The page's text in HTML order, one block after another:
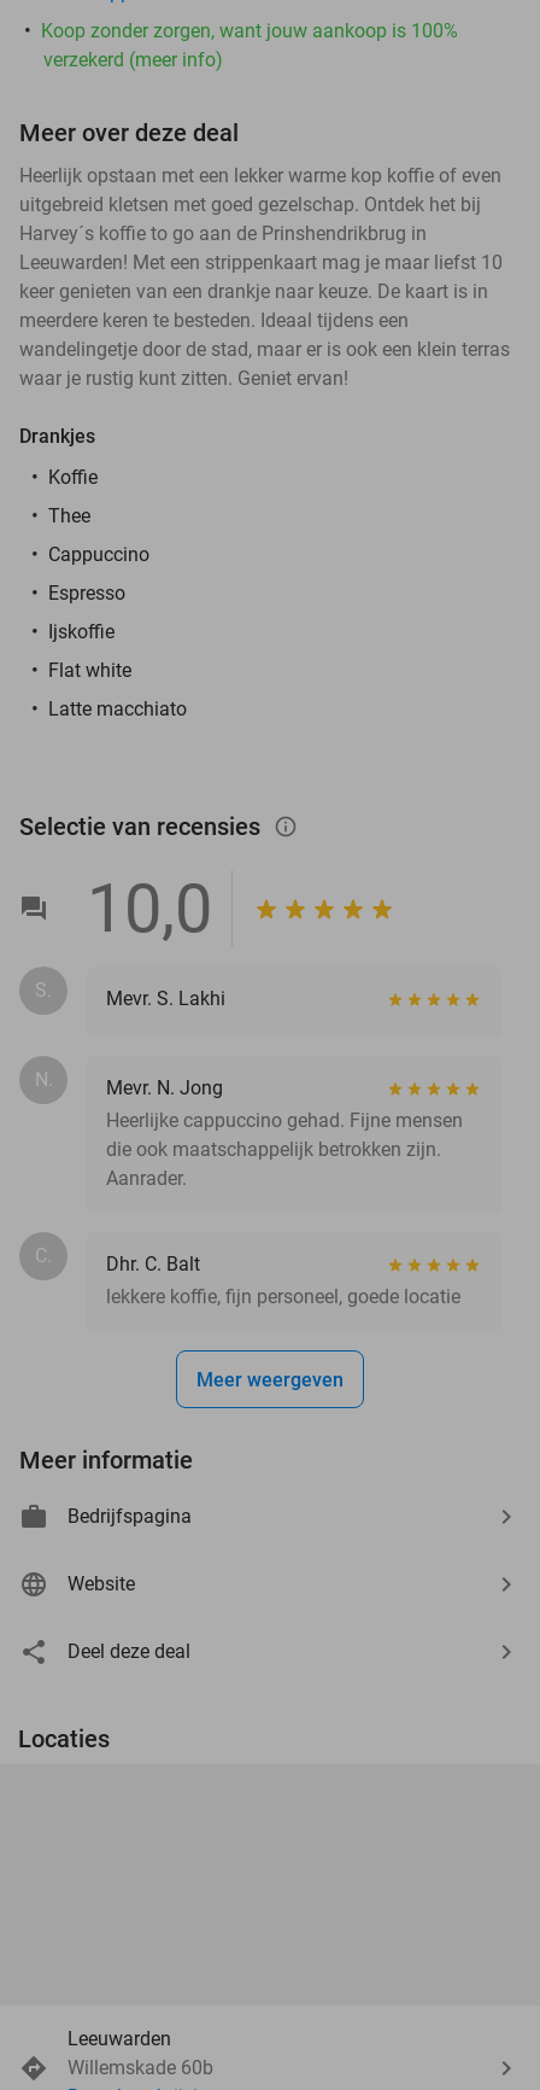
Koop zonder zorgen, want jouw aankoop is 100%
verzekerd (meer info)
Meer over deze deal
Heerlijk opstaan met een lekker warme kop koffie of even
uitgebreid kletsen met goed gezelschap. Ontdek het bij
Harvey´s koffie to go aan de Prinshendrikbrug in
Leeuwarden! Met een strippenkaart mag je maar liefst 10
keer genieten van een drankje naar keuze. De kaart is in
meerdere keren te besteden. Ideaal tijdens een
wandelingetje door de stad, maar er is ook een klein terras
waar je rustig kunt zitten. Geniet ervan!
Drankjes
Koffie
Thee
Cappuccino
Espresso
Ijskoffie
Flat white
Latte macchiato
Selectie van recensies info_outlined
10,0
S. Mevr. S. Lakhi
N.
Mevr. N. Jong
Heerlijke cappuccino gehad. Fijne mensen
die ook maatschappelijk betrokken zijn.
Aanrader.
C.
Dhr. C. Balt
lekkere koffie, fijn personeel, goede locatie
Meer weergeven
Meer informatie
Bedrijfspagina
Website
Deel deze deal
Locaties
Leeuwarden
Willemskade 60b